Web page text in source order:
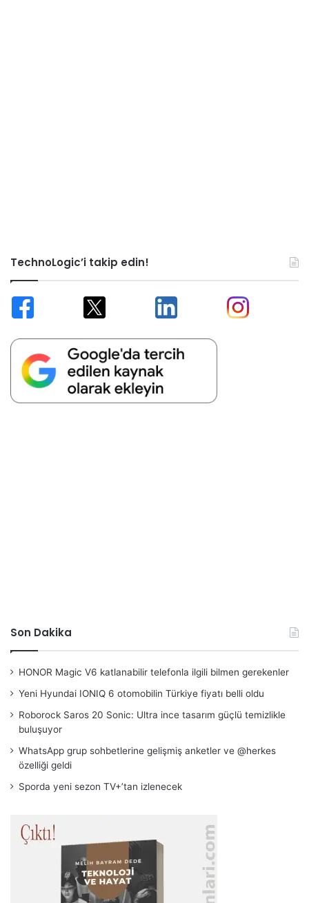
TechnoLogic’i takip edin!
Son Dakika
HONOR Magic V6 katlanabilir telefonla ilgili bilmen gerekenler
Yeni Hyundai IONIQ 6 otomobilin Türkiye fiyatı belli oldu
Roborock Saros 20 Sonic: Ultra ince tasarım güçlü temizlikle
buluşuyor
WhatsApp grup sohbetlerine gelişmiş anketler ve @herkes
özelliği geldi
Sporda yeni sezon TV+’tan izlenecek